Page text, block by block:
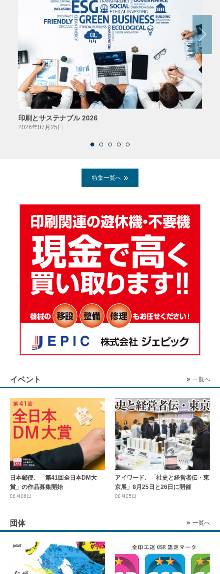
印刷とサステナブル 2026
2026年07月25日
特集一覧へ
イベント 一覧へ
日本郵便、「第41回全日本DM大
賞」の作品募集開始
08月06日
アイワード、「社史と経営者伝・東
京展」8月25日と26日に開催
08月05日
団体 一覧へ